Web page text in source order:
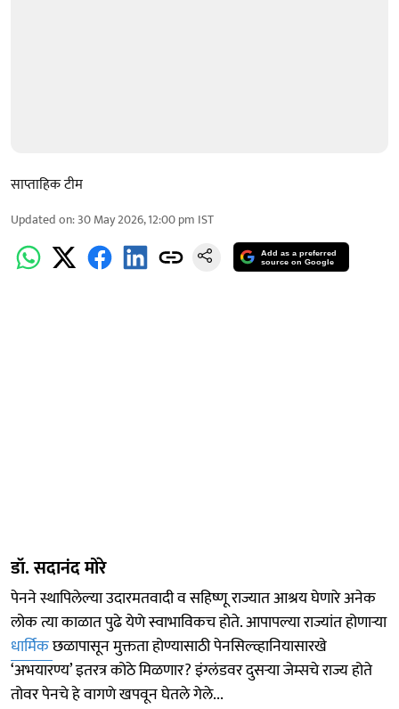
साप्ताहिक टीम
Updated on:30 May 2026, 12:00 pm IST
Add as a preferred
source on Google
डॉ. सदानंद मोरे
पेनने स्थापिलेल्या उदारमतवादी व सहिष्णू राज्यात आश्रय घेणारे अनेक
लोक त्या काळात पुढे येणे स्वाभाविकच होते. आपापल्या राज्यांत होणाऱ्या
धार्मिकछळापासून मुक्तता होण्यासाठी पेनसिल्व्हानियासारखे
‘अभयारण्य’ इतरत्र कोठे मिळणार? इंग्लंडवर दुसऱ्या जेम्सचे राज्य होते
तोवर पेनचे हे वागणे खपवून घेतले गेले...